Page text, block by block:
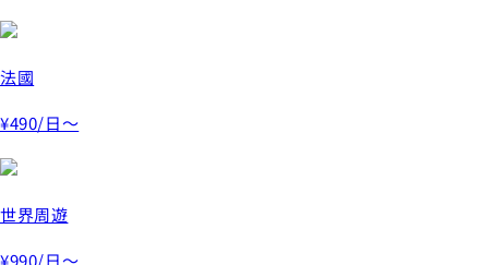
法國
¥490/日～
世界周遊
¥990/日～